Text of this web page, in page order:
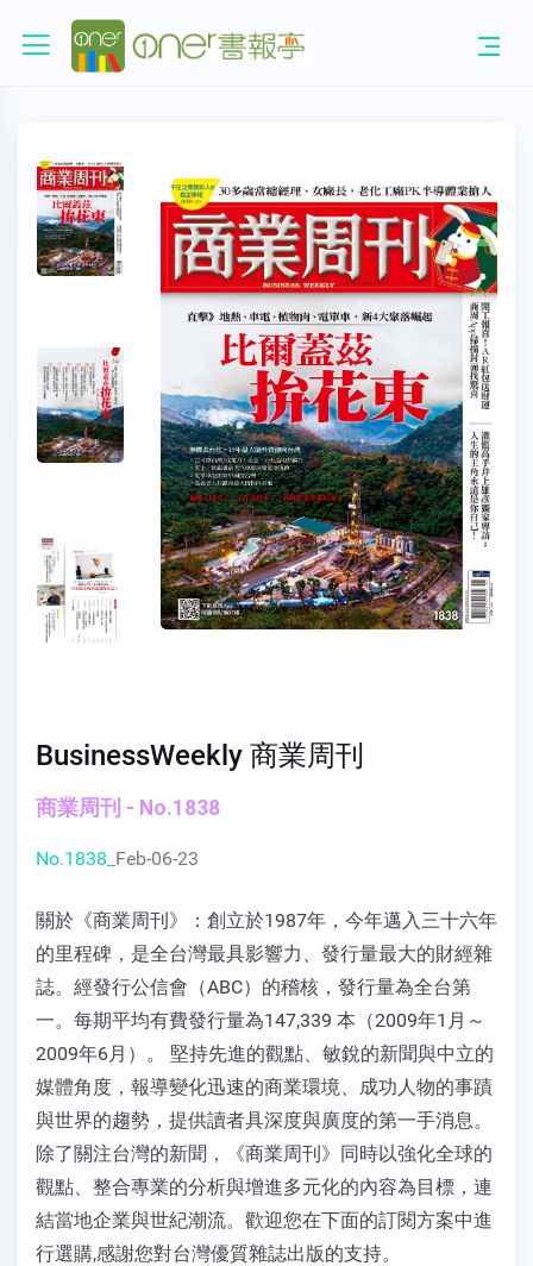
BusinessWeekly 商業周刊
商業周刊 - No.1838
No.1838_ Feb-06-23
關於《商業周刊》：創立於1987年，今年邁入三十六年
的里程碑，是全台灣最具影響力、發行量最大的財經雜
誌。經發行公信會（ABC）的稽核，發行量為全台第
一。每期平均有費發行量為147,339 本（2009年1月～
2009年6月）。 堅持先進的觀點、敏銳的新聞與中立的
媒體角度，報導變化迅速的商業環境、成功人物的事蹟
與世界的趨勢，提供讀者具深度與廣度的第一手消息。
除了關注台灣的新聞，《商業周刊》同時以強化全球的
觀點、整合專業的分析與增進多元化的內容為目標，連
結當地企業與世紀潮流。歡迎您在下面的訂閱方案中進
行選購,感謝您對台灣優質雜誌出版的支持。